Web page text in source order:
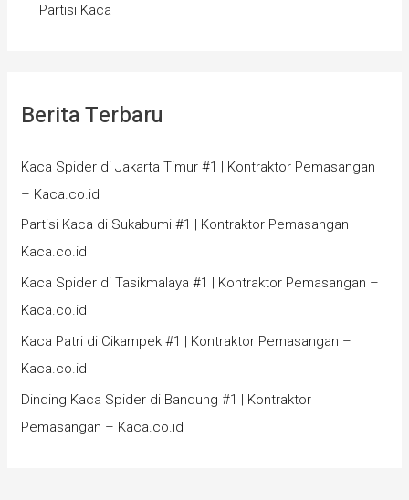
Partisi Kaca
Berita Terbaru
Kaca Spider di Jakarta Timur #1 | Kontraktor Pemasangan
– Kaca.co.id
Partisi Kaca di Sukabumi #1 | Kontraktor Pemasangan –
Kaca.co.id
Kaca Spider di Tasikmalaya #1 | Kontraktor Pemasangan –
Kaca.co.id
Kaca Patri di Cikampek #1 | Kontraktor Pemasangan –
Kaca.co.id
Dinding Kaca Spider di Bandung #1 | Kontraktor
Pemasangan – Kaca.co.id